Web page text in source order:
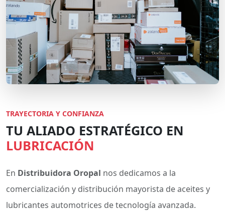
TRAYECTORIA Y CONFIANZA
TU ALIADO ESTRATÉGICO EN
LUBRICACIÓN
En Distribuidora Oropal nos dedicamos a la
comercialización y distribución mayorista de aceites y
lubricantes automotrices de tecnología avanzada.